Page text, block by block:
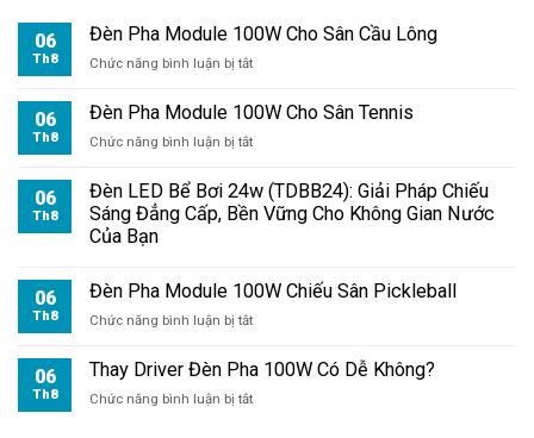
06
Th8
Đèn Pha Module 100W Cho Sân Cầu Lông
Chức năng bình luận bị tắtở
Pha
100W
Sân
Cầu
06
Th8
Đèn Pha Module 100W Cho Sân Tennis
Chức năng bình luận bị tắtở
Pha
Module
100W
Tennis
06
Th8
Đèn LED Bể Bơi 24w (TDBB24): Giải Pháp Chiếu
Sáng Đẳng Cấp, Bền Vững Cho Không Gian Nước
Của Bạn
06
Th8
Đèn Pha Module 100W Chiếu Sân Pickleball
Chức năng bình luận bị tắtở
Pha
100W
06
Th8
Thay Driver Đèn Pha 100W Có Dễ Không?
Chức năng bình luận bị tắtở